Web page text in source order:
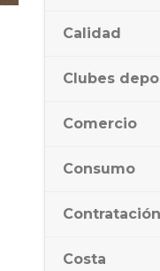
Calidad
Clubes
Comercio
Consumo
Contratación
Costa